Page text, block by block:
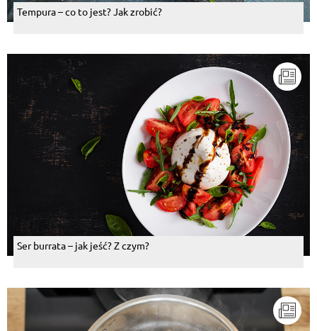
Tempura – co to jest? Jak zrobić?
Ser burrata – jak jeść? Z czym?